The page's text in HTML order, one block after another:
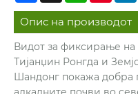
Опис на производот
Видот за фиксирање на
Тијанџин Ронгда и
Шандонг покажа добра